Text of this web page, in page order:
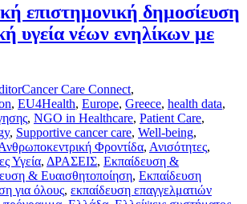
επιστημονική δημοσίευση
υγεία νέων ενηλίκων με
Cancer Care Connect,
, EU4Health, Europe, Greece, health data,
, NGO in Healthcare, Patient Care,
, Supportive cancer care, Well-being,
Φροντίδα, Ανισότητες,
Υγεία, ΔΡΑΣΕΙΣ, Εκπαίδευση &
& Ευαισθητοποίηση, Εκπαίδευση
για όλους, εκπαίδευση επαγγελματιών